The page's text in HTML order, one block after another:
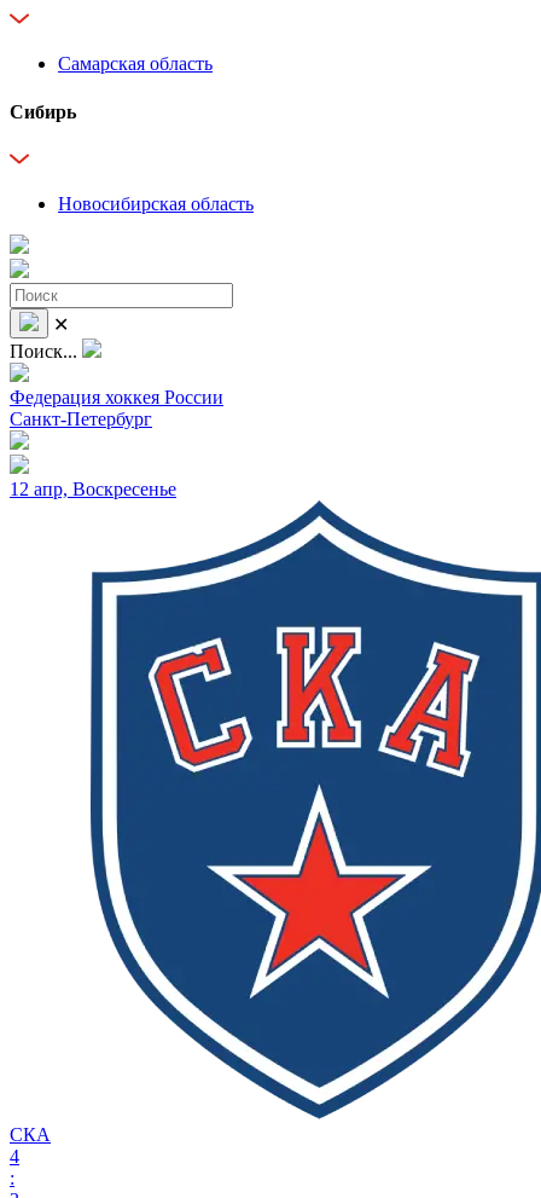
Самарская область
Сибирь
Новосибирская область
✕
Поиск...
Федерация хоккея России
Санкт-Петербург
12 апр, Воскресенье
СКА
4
: